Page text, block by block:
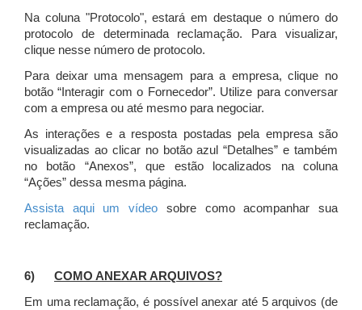
Na coluna "Protocolo", estará em destaque o número do
protocolo de determinada reclamação. Para visualizar,
clique nesse número de protocolo.
Para deixar uma mensagem para a empresa, clique no
botão “Interagir com o Fornecedor”. Utilize para conversar
com a empresa ou até mesmo para negociar.
As interações e a resposta postadas pela empresa são
visualizadas ao clicar no botão azul “Detalhes” e também
no botão “Anexos”, que estão localizados na coluna
“Ações” dessa mesma página.
Assista aqui um vídeo sobre como acompanhar sua
reclamação.
6) COMO ANEXAR ARQUIVOS?
Em uma reclamação, é possível anexar até 5 arquivos (de